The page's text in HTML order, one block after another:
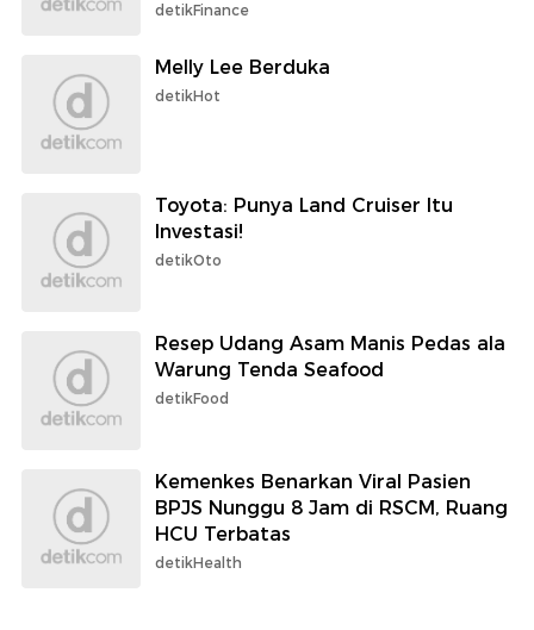
detikFinance
Melly Lee Berduka
detikHot
Toyota: Punya Land Cruiser Itu
Investasi!
detikOto
Resep Udang Asam Manis Pedas ala
Warung Tenda Seafood
detikFood
Kemenkes Benarkan Viral Pasien
BPJS Nunggu 8 Jam di RSCM, Ruang
HCU Terbatas
detikHealth